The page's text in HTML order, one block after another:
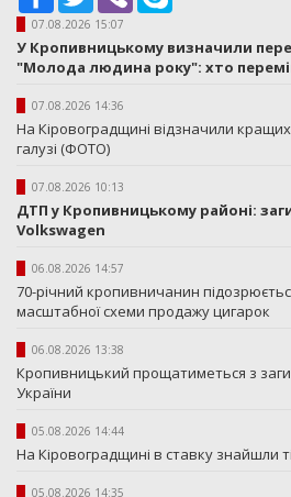
07.08.2026 15:07
У Кропивницькому визначили
"Молода людина року": хто
07.08.2026 14:36
На Кіровоградщині відзначили кращих
галузі (ФОТО)
07.08.2026 10:13
ДТП у Кропивницькому районі:
Volkswagen
06.08.2026 14:57
70-річний кропивничанин
масштабної схеми продажу цигарок
06.08.2026 13:38
Кропивницький прощатиметься з
України
05.08.2026 14:44
На Кіровоградщині в ставку знайшли
05.08.2026 14:35